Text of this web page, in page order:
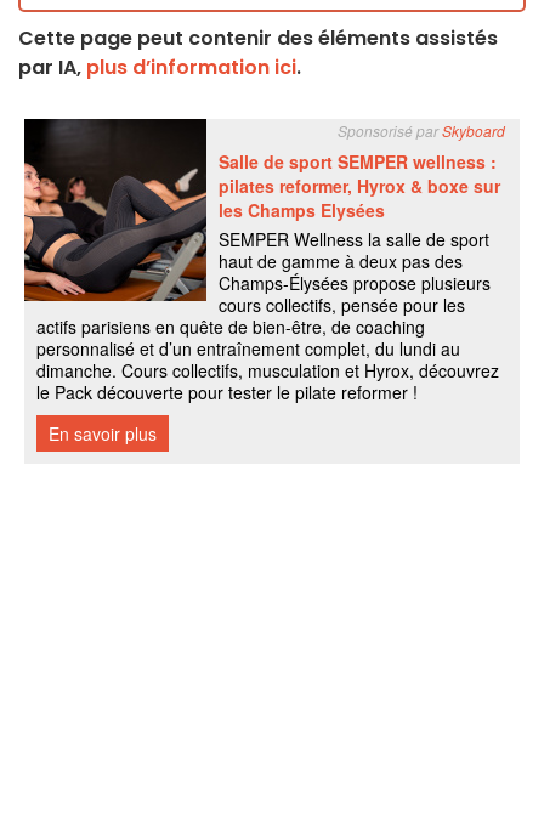
Cette page peut contenir des éléments assistés
par IA, plus d’information ici.